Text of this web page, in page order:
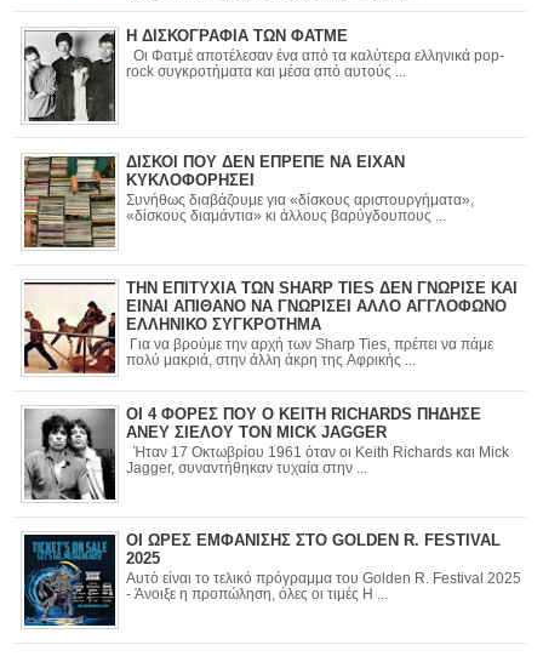
Η ΔΙΣΚΟΓΡΑΦΙΑ ΤΩΝ ΦΑΤΜΕ
Οι Φατμέ αποτέλεσαν ένα από τα καλύτερα ελληνικά pop-
rock συγκροτήματα και μέσα από αυτούς ...
ΔΙΣΚΟΙ ΠΟΥ ΔΕΝ ΕΠΡΕΠΕ ΝΑ ΕΙΧΑΝ
ΚΥΚΛΟΦΟΡΗΣΕΙ
Συνήθως διαβάζουμε για «δίσκους αριστουργήματα»,
«δίσκους διαμάντια» κι άλλους βαρύγδουπους ...
ΤΗΝ ΕΠΙΤΥΧΙΑ ΤΩΝ SHARP TIES ΔΕΝ ΓΝΩΡΙΣΕ ΚΑΙ
ΕΙΝΑΙ ΑΠΙΘΑΝΟ ΝΑ ΓΝΩΡΙΣΕΙ ΑΛΛΟ ΑΓΓΛΟΦΩΝΟ
ΕΛΛΗΝΙΚΟ ΣΥΓΚΡΟΤΗΜΑ
Για να βρούμε την αρχή των Sharp Ties, πρέπει να πάμε
πολύ μακριά, στην άλλη άκρη της Αφρικής ...
ΟΙ 4 ΦΟΡΕΣ ΠΟΥ Ο KEITH RICHARDS ΠΗΔΗΣΕ
ΑΝΕΥ ΣΙΕΛΟΥ ΤΟΝ MICK JAGGER
Ήταν 17 Οκτωβρίου 1961 όταν οι Keith Richards και Mick
Jagger, συναντήθηκαν τυχαία στην ...
ΟΙ ΩΡΕΣ ΕΜΦΑΝΙΣΗΣ ΣΤΟ GOLDEN R. FESTIVAL
2025
Αυτό είναι το τελικό πρόγραμμα του Golden R. Festival 2025
- Άνοιξε η προπώληση, όλες οι τιμές Η ...